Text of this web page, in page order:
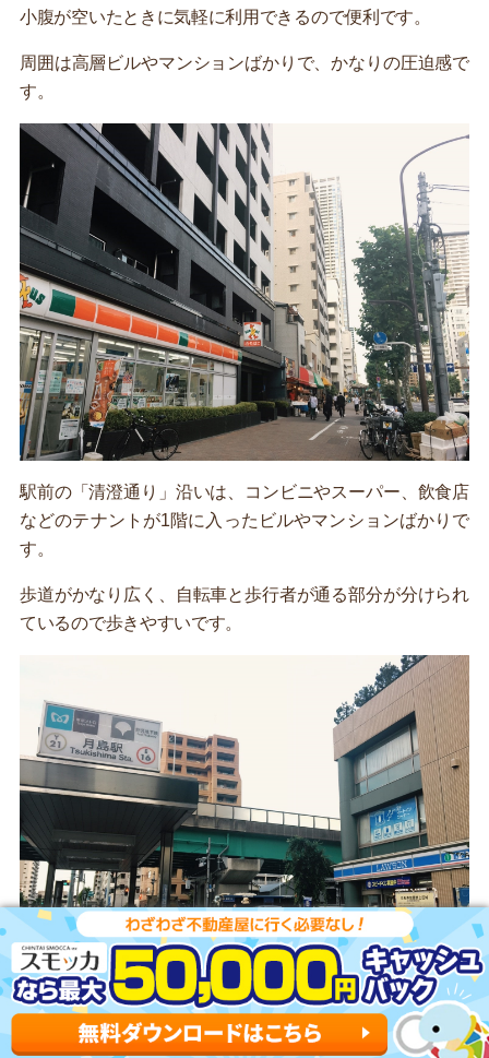
小腹が空いたときに気軽に利用できるので便利です。
周囲は高層ビルやマンションばかりで、かなりの圧迫感で
す。
駅前の「清澄通り」沿いは、コンビニやスーパー、飲食店
などのテナントが1階に入ったビルやマンションばかりで
す。
歩道がかなり広く、自転車と歩行者が通る部分が分けられ
ているので歩きやすいです。
月島駅3番出口は、都営大江戸線のホーム側にあります。